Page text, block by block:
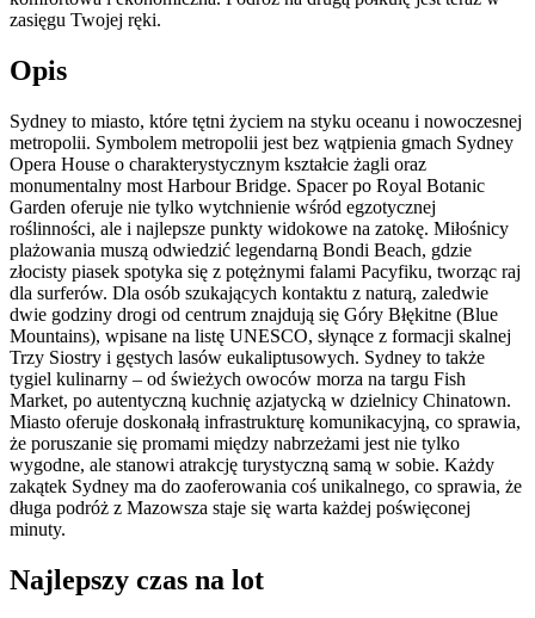
zasięgu Twojej ręki.
Opis
Sydney to miasto, które tętni życiem na styku oceanu i nowoczesnej
metropolii. Symbolem metropolii jest bez wątpienia gmach Sydney
Opera House o charakterystycznym kształcie żagli oraz
monumentalny most Harbour Bridge. Spacer po Royal Botanic
Garden oferuje nie tylko wytchnienie wśród egzotycznej
roślinności, ale i najlepsze punkty widokowe na zatokę. Miłośnicy
plażowania muszą odwiedzić legendarną Bondi Beach, gdzie
złocisty piasek spotyka się z potężnymi falami Pacyfiku, tworząc raj
dla surferów. Dla osób szukających kontaktu z naturą, zaledwie
dwie godziny drogi od centrum znajdują się Góry Błękitne (Blue
Mountains), wpisane na listę UNESCO, słynące z formacji skalnej
Trzy Siostry i gęstych lasów eukaliptusowych. Sydney to także
tygiel kulinarny – od świeżych owoców morza na targu Fish
Market, po autentyczną kuchnię azjatycką w dzielnicy Chinatown.
Miasto oferuje doskonałą infrastrukturę komunikacyjną, co sprawia,
że poruszanie się promami między nabrzeżami jest nie tylko
wygodne, ale stanowi atrakcję turystyczną samą w sobie. Każdy
zakątek Sydney ma do zaoferowania coś unikalnego, co sprawia, że
długa podróż z Mazowsza staje się warta każdej poświęconej
minuty.
Najlepszy czas na lot